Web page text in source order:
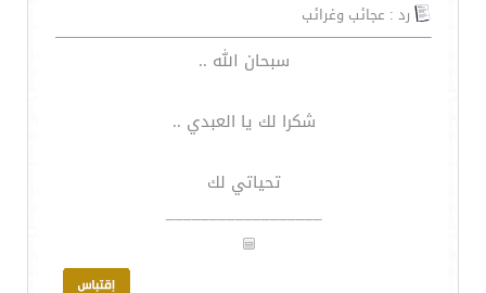
رد : عجائب وغرائب
سبحان الله ..
شكرا لك يا العبدي ..
تحياتي لك
__________________